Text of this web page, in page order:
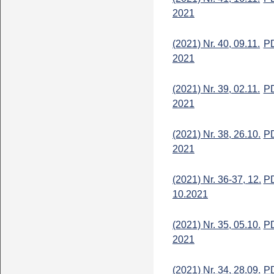
2021
(2021) Nr. 40, 09.11.
2021
(2021) Nr. 39, 02.11.
2021
(2021) Nr. 38, 26.10.
2021
(2021) Nr. 36-37, 12.
10.2021
(2021) Nr. 35, 05.10.
2021
(2021) Nr. 34, 28.09.